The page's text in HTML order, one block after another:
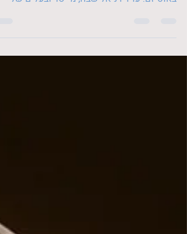
כללי הורים רבים אינם מודעים לזכויות המגיעות
באוטיזם. עו"ד דניאל שבח, מייסד ובעלים של